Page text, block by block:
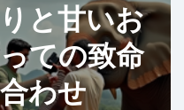
と甘いお
ての致命
わせ